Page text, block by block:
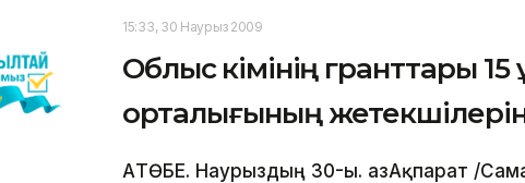
15:33, 30 Наурыз 2009
Облыс әкімінің гранттары
орталығының
АҚТӨБЕ. Наурыздың 30-ы. ҚазАқпарат /